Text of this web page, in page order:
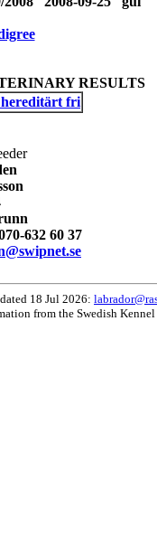
RESULTS
fri
632 60 37
18 Jul 2026:
from the Swedish